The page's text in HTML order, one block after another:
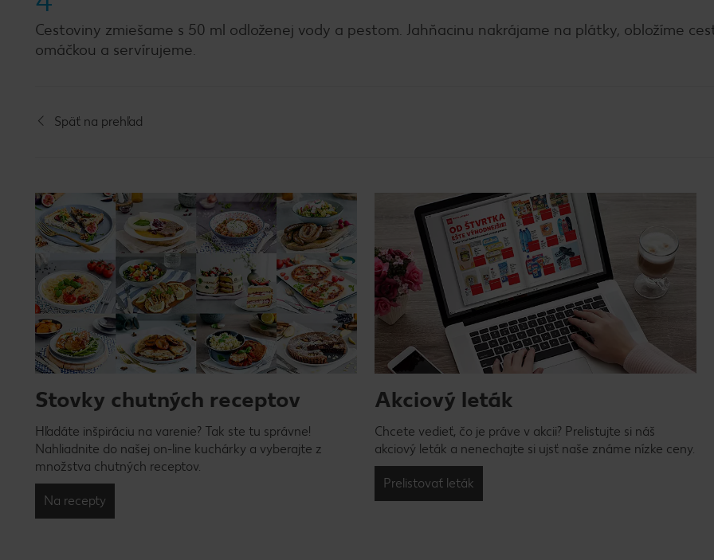
Cestoviny zmiešame s 50 ml odloženej vody a pestom. Jahňacinu nakrájame na plátky, obložíme
omáčkou a servírujeme.
Späť na prehľad
Stovky chutných receptov
Hľadáte inšpiráciu na varenie? Tak ste tu správne!
Nahliadnite do našej on-line kuchárky a vyberajte z
množstva chutných receptov.
Na recepty
Akciový leták
Chcete vedieť, čo je práve v akcii? Prelistujte si náš
akciový leták a nenechajte si ujsť naše známe nízke ceny.
Prelistovať leták